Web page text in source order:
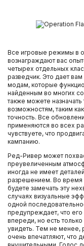
Все игровые режимы в
вознаграждают вас
четырех отдельных
разведчик. Это дает
модам, которые
найденным во многих
также можете
возможностям, таким
точность. Все
применяются во всех
чувствуете, что
кампанию.
Ред-Ривер может
преувеличенным
иногда не имеет
разрешением. Во время
будете замечать эту
случаях визуальные
одной
предупреждает, что
впереди, но есть
увидеть. Тем не менее,
очень впечатляют, что